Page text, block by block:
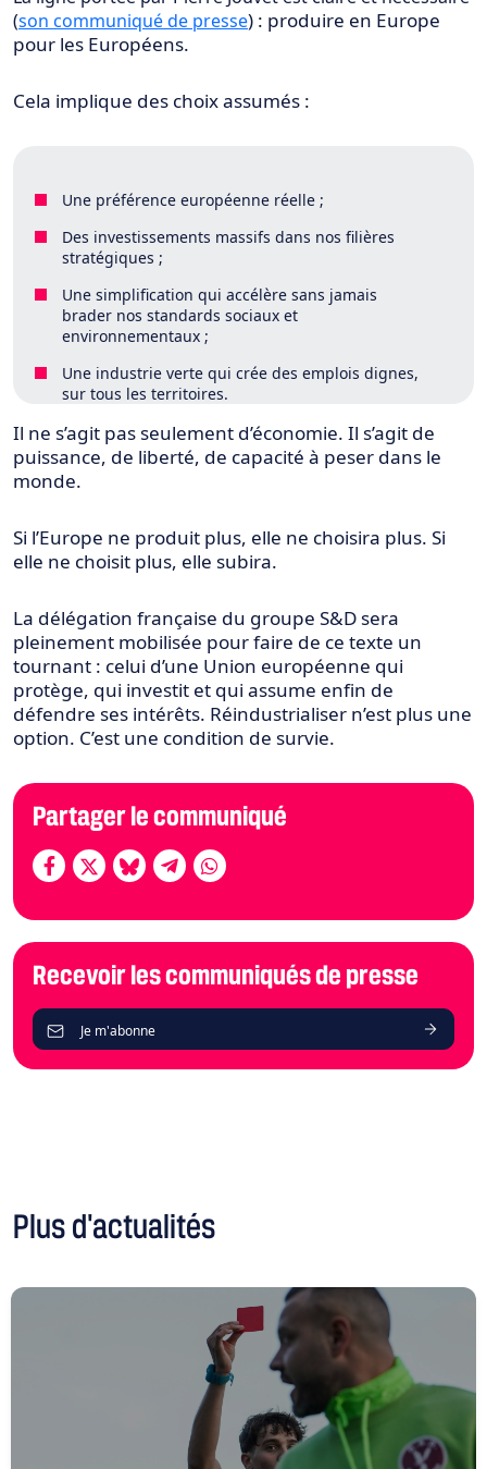
(son communiqué de presse) : produire en Europe
pour les Européens.
Cela implique des choix assumés :
Une préférence européenne réelle ;
Des investissements massifs dans nos filières
stratégiques ;
Une simplification qui accélère sans jamais
brader nos standards sociaux et
environnementaux ;
Une industrie verte qui crée des emplois dignes,
sur tous les territoires.
Il ne s’agit pas seulement d’économie. Il s’agit de
puissance, de liberté, de capacité à peser dans le
monde.
Si l’Europe ne produit plus, elle ne choisira plus. Si
elle ne choisit plus, elle subira.
La délégation française du groupe S&D sera
pleinement mobilisée pour faire de ce texte un
tournant : celui d’une Union européenne qui
protège, qui investit et qui assume enfin de
défendre ses intérêts. Réindustrialiser n’est plus une
option. C’est une condition de survie.
Partager le communiqué
Recevoir les communiqués de presse
Je m'abonne
Plus d'actualités